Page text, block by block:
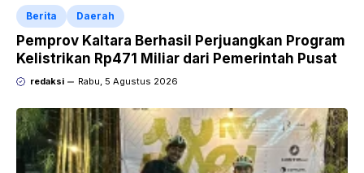
Berita Daerah
Pemprov Kaltara Berhasil Perjuangkan Program
Kelistrikan Rp471 Miliar dari Pemerintah Pusat
redaksi Rabu, 5 Agustus 2026